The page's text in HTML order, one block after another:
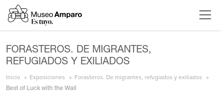
FORASTEROS. DE MIGRANTES,
REFUGIADOS Y EXILIADOS
Inicio Exposiciones Forasteros. De migrantes, refugiados y exiliados
Best of Luck with the Wall